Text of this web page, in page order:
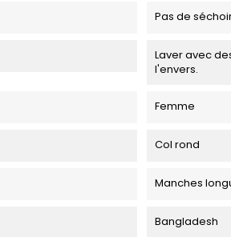
Pas de
Laver avec
l'envers.
Femme
Col rond
Manches
Bangladesh